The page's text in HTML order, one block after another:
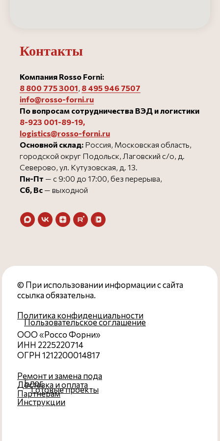
Контакты
Компания Rosso Forni:
8 800 775 3001, 8 495 946 7507
info@rosso-forni.ru
По вопросам сотрудничества ВЭД и логистики
8-923 001-89-19,
logistics@rosso-forni.ru
Основной склад: Россия, Московская область,
городской округ Подольск, Лаговский с/о, д.
Северово, ул. Кутузовская, д. 13.
Пн-Пт — с 9:00 до 17:00, без перерыва,
Сб, Вс — выходной